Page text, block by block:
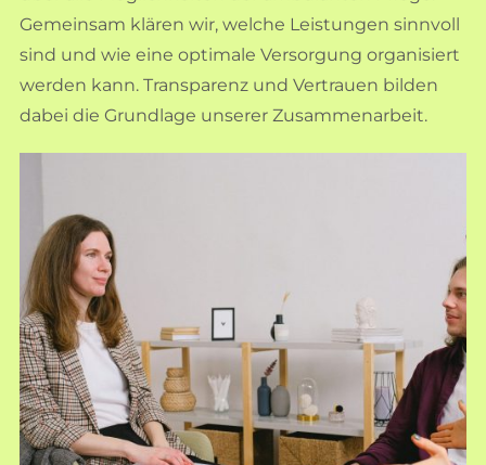
Gemeinsam klären wir, welche Leistungen sinnvoll
sind und wie eine optimale Versorgung organisiert
werden kann. Transparenz und Vertrauen bilden
dabei die Grundlage unserer Zusammenarbeit.